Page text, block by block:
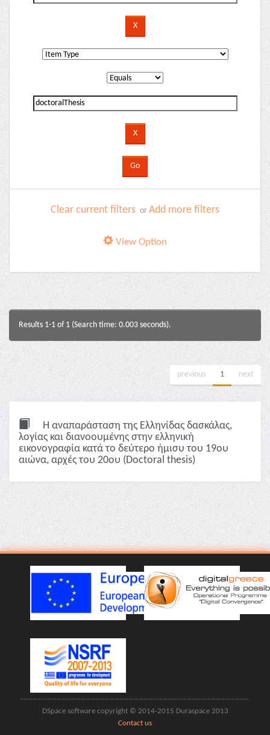
Clear current filters or Add more filters
View Option
Results 1-1 of 1 (Search time: 0.003 seconds).
previous 1 next
Η αναπαράσταση της Ελληνίδας δασκάλας,
λoγίας και διανοουμένης στην ελληνική
εικονογραφία κατά το δεύτερο ήμισυ του 19ου
αιώνα, αρχές του 20ου (Doctoral thesis)
DSpace software copyright © 2014-2015 Duraspace 2013
Contact us